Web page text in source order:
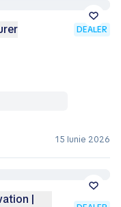
DEALER
15 Iunie 2026
|